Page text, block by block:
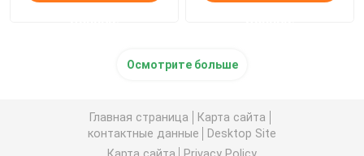
Осмотрите больше
Главная страница
Карта сайта
контактные данные
Desktop Site
Карта сайта
Privacy Policy